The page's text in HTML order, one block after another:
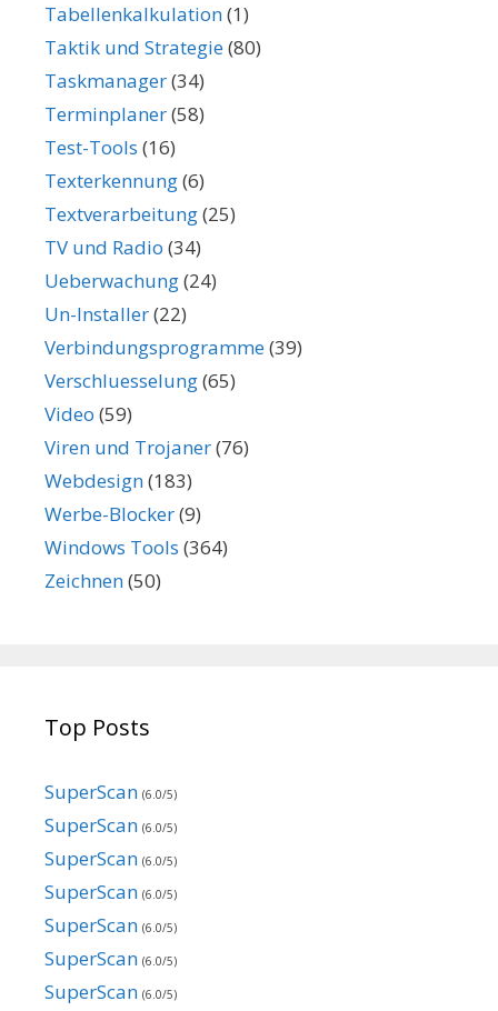
Tabellenkalkulation(1)
Taktik und Strategie(80)
Taskmanager(34)
Terminplaner(58)
Test-Tools (16)
Texterkennung(6)
Textverarbeitung(25)
TV und Radio (34)
Ueberwachung(24)
Un-Installer(22)
Verbindungsprogramme(39)
Verschluesselung(65)
Video (59)
Viren und Trojaner(76)
Webdesign(183)
Werbe-Blocker(9)
Windows Tools (364)
Zeichnen(50)
Top Posts
SuperScan (6.0/5)
SuperScan (6.0/5)
SuperScan (6.0/5)
SuperScan (6.0/5)
SuperScan (6.0/5)
SuperScan (6.0/5)
SuperScan (6.0/5)